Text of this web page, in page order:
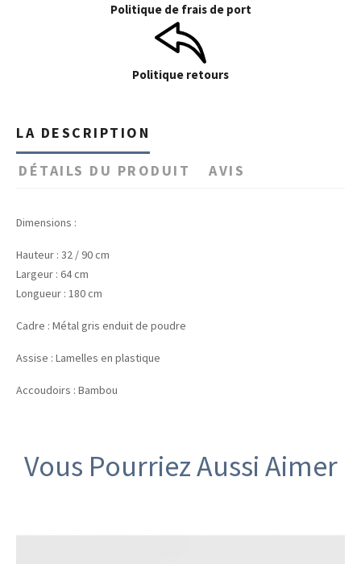
Politique de frais de port
Politique retours
LA DESCRIPTION
DÉTAILS DU PRODUIT AVIS
Dimensions :
Hauteur : 32 / 90 cm
Largeur : 64 cm
Longueur : 180 cm
Cadre : Métal gris enduit de poudre
Assise : Lamelles en plastique
Accoudoirs : Bambou
Vous Pourriez Aussi Aimer